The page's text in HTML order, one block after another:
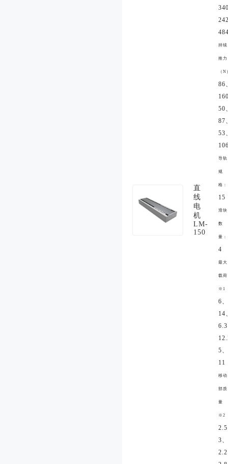
直
线
电
机
LM-
150
持续
推力
（
86
50
87
53
导轨
规
格：
15
滑块
数
量：
4
最大
载荷
※1
6、
14
5、
11
移动
部质
量
※2
3、